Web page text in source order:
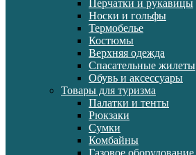
Перчатки и рукавицы
Носки и гольфы
Термобелье
Костюмы
Верхняя одежда
Спасательные жилеты
Обувь и аксессуары
Товары для туризма
Палатки и тенты
Рюкзаки
Сумки
Комбайны
Газовое оборудование